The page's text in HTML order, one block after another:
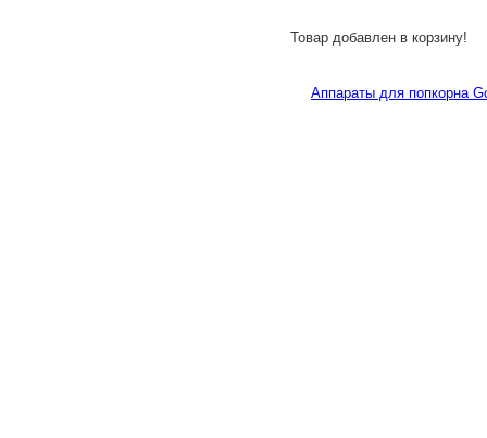
Товар добавлен в корзину!
Аппараты для попкорна